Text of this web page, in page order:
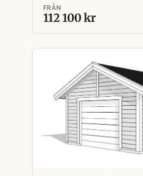
FRÅN
112 100 kr